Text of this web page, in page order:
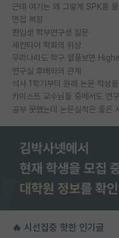
근데 여기는 왜 그렇게 SPK를
면접 복장
편입생 학부연구생 질문
세컨티어 학회의 위상
연구실 후배와의 관계
석사 1학기부터 원래 논문 작성
공부 못했는데 논문실적은 좋은
🔥 시선집중 핫한 인기글